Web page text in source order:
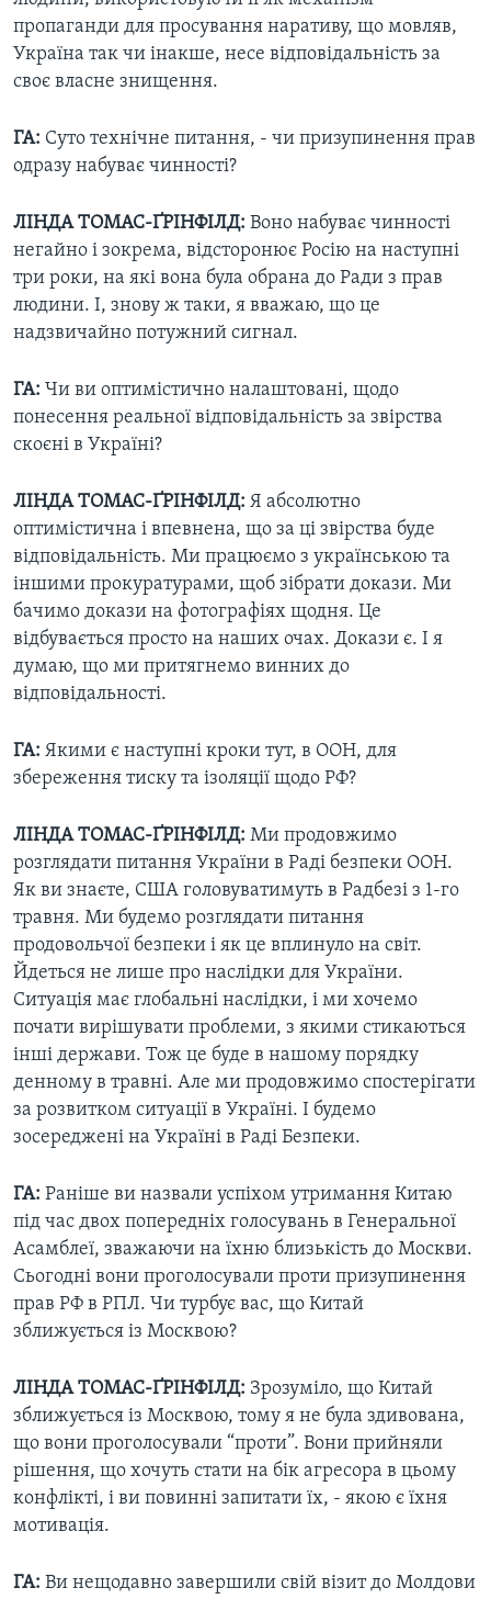
пропаганди для просування наративу, що мовляв,
Україна так чи інакше, несе відповідальність за
своє власне знищення.
ГА: Суто технічне питання, - чи призупинення прав
одразу набуває чинності?
ЛІНДА ТОМАС-ҐРІНФІЛД: Воно набуває чинності
негайно і зокрема, відсторонює Росію на наступні
три роки, на які вона була обрана до Ради з прав
людини. І, знову ж таки, я вважаю, що це
надзвичайно потужний сигнал.
ГА: Чи ви оптимістично налаштовані, щодо
понесення реальної відповідальність за звірства
скоєні в Україні?
ЛІНДА ТОМАС-ҐРІНФІЛД: Я абсолютно
оптимістична і впевнена, що за ці звірства буде
відповідальність. Ми працюємо з українською та
іншими прокуратурами, щоб зібрати докази. Ми
бачимо докази на фотографіях щодня. Це
відбувається просто на наших очах. Докази є. І я
думаю, що ми притягнемо винних до
відповідальності.
ГА: Якими є наступні кроки тут, в ООН, для
збереження тиску та ізоляції щодо РФ?
ЛІНДА ТОМАС-ҐРІНФІЛД: Ми продовжимо
розглядати питання України в Раді безпеки ООН.
Як ви знаєте, США головуватимуть в Радбезі з 1-го
травня. Ми будемо розглядати питання
продовольчої безпеки і як це вплинуло на світ.
Йдеться не лише про наслідки для України.
Ситуація має глобальні наслідки, і ми хочемо
почати вирішувати проблеми, з якими стикаються
інші держави. Тож це буде в нашому порядку
денному в травні. Але ми продовжимо спостерігати
за розвитком ситуації в Україні. І будемо
зосереджені на Україні в Раді Безпеки.
ГА: Раніше ви назвали успіхом утримання Китаю
під час двох попередніх голосувань в Генеральної
Асамблеї, зважаючи на їхню близькість до Москви.
Сьогодні вони проголосували проти призупинення
прав РФ в РПЛ. Чи турбує вас, що Китай
зближується із Москвою?
ЛІНДА ТОМАС-ҐРІНФІЛД: Зрозуміло, що Китай
зближується із Москвою, тому я не була здивована,
що вони проголосували “проти”. Вони прийняли
рішення, що хочуть стати на бік агресора в цьому
конфлікті, і ви повинні запитати їх, - якою є їхня
мотивація.
ГА: Ви нещодавно завершили свій візит до Молдови